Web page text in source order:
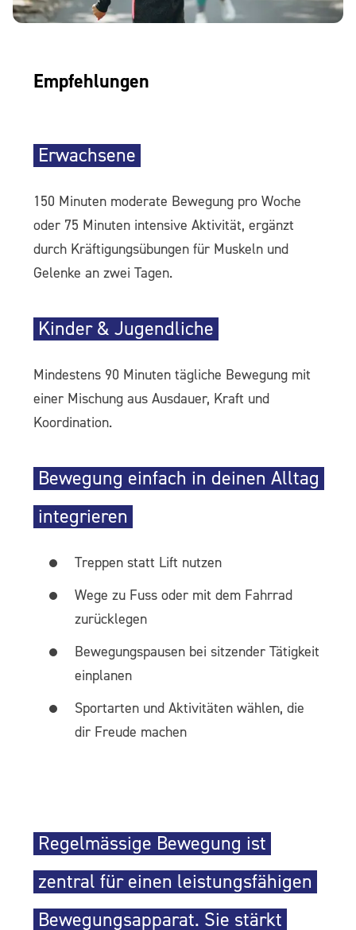
Empfehlungen
Erwachsene
150 Minuten moderate Bewegung pro Woche
oder 75 Minuten intensive Aktivität, ergänzt
durch Kräftigungsübungen für Muskeln und
Gelenke an zwei Tagen.
Kinder & Jugendliche
Mindestens 90 Minuten tägliche Bewegung mit
einer Mischung aus Ausdauer, Kraft und
Koordination.
Bewegung einfach in deinen Alltag
integrieren
Treppen statt Lift nutzen
Wege zu Fuss oder mit dem Fahrrad
zurücklegen
Bewegungspausen bei sitzender Tätigkeit
einplanen
Sportarten und Aktivitäten wählen, die
dir Freude machen
Regelmässige Bewegung ist
zentral für einen leistungsfähigen
Bewegungsapparat. Sie stärkt